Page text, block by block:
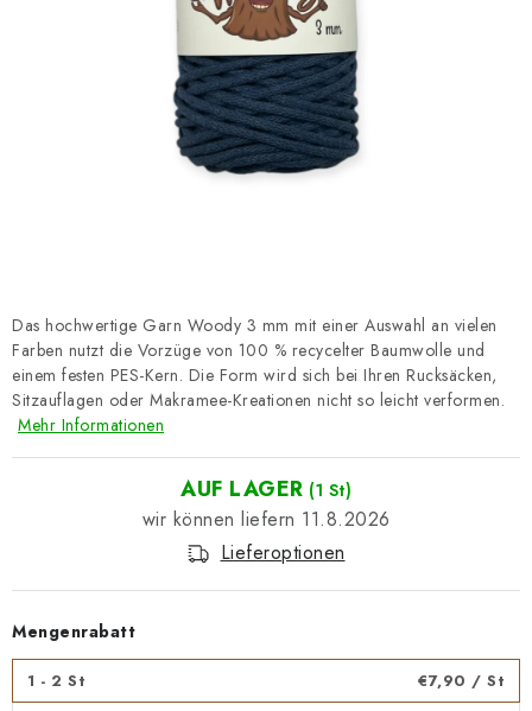
Impressum
Das hochwertige Garn Woody 3 mm mit einer Auswahl an vielen
Farben nutzt die Vorzüge von 100 % recycelter Baumwolle und
einem festen PES-Kern. Die Form wird sich bei Ihren Rucksäcken,
Sitzauflagen oder Makramee-Kreationen nicht so leicht verformen.
Mehr Informationen
AUF LAGER (1 St)
11.8.2026
Lieferoptionen
Mengenrabatt
1 - 2 St €7,90 / St